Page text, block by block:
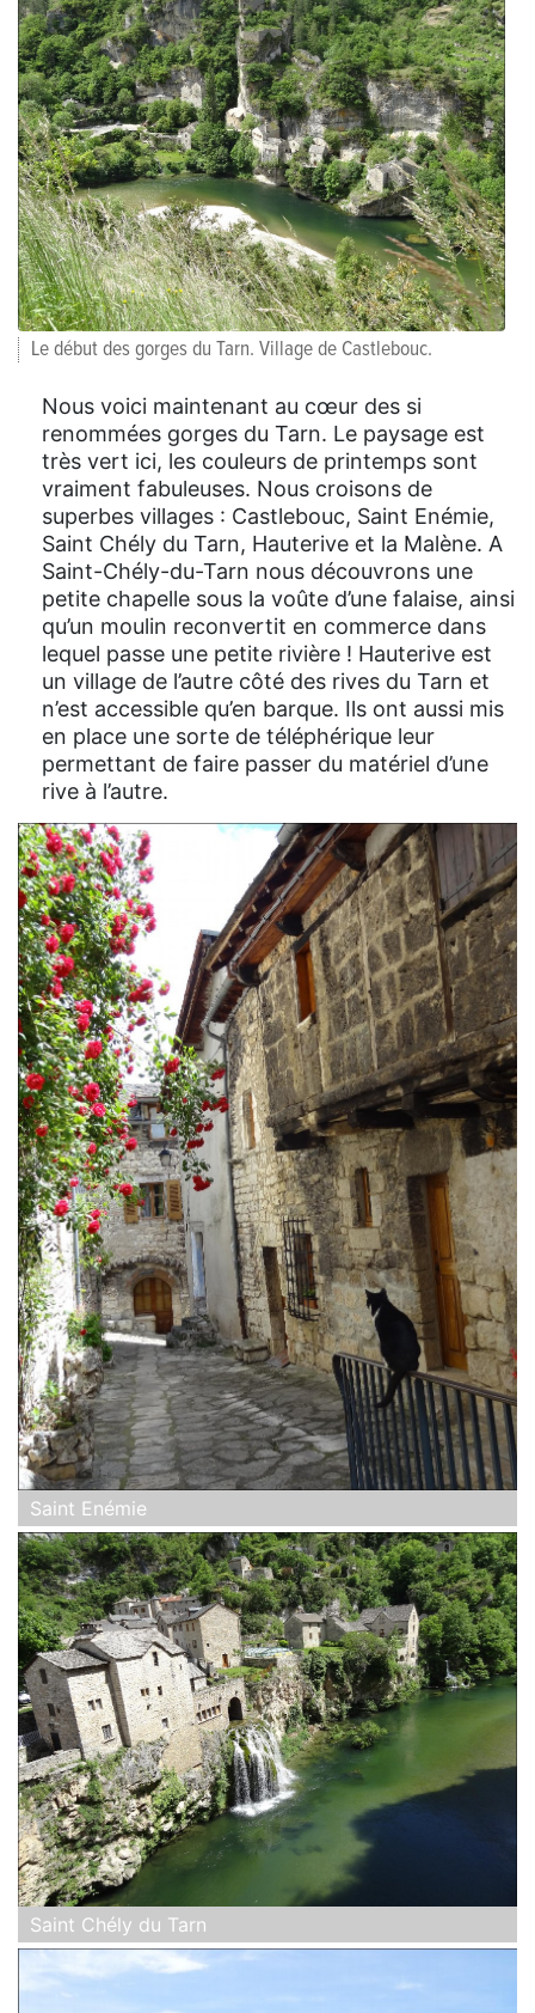
Le début des gorges du Tarn. Village de Castlebouc.
Nous voici maintenant au cœur des si
renommées gorges du Tarn. Le paysage est
très vert ici, les couleurs de printemps sont
vraiment fabuleuses. Nous croisons de
superbes villages : Castlebouc, Saint Enémie,
Saint Chély du Tarn, Hauterive et la Malène. A
Saint-Chély-du-Tarn nous découvrons une
petite chapelle sous la voûte d’une falaise, ainsi
qu’un moulin reconvertit en commerce dans
lequel passe une petite rivière ! Hauterive est
un village de l’autre côté des rives du Tarn et
n’est accessible qu’en barque. Ils ont aussi mis
en place une sorte de téléphérique leur
permettant de faire passer du matériel d’une
rive à l’autre.
Saint Enémie
Saint Chély du Tarn